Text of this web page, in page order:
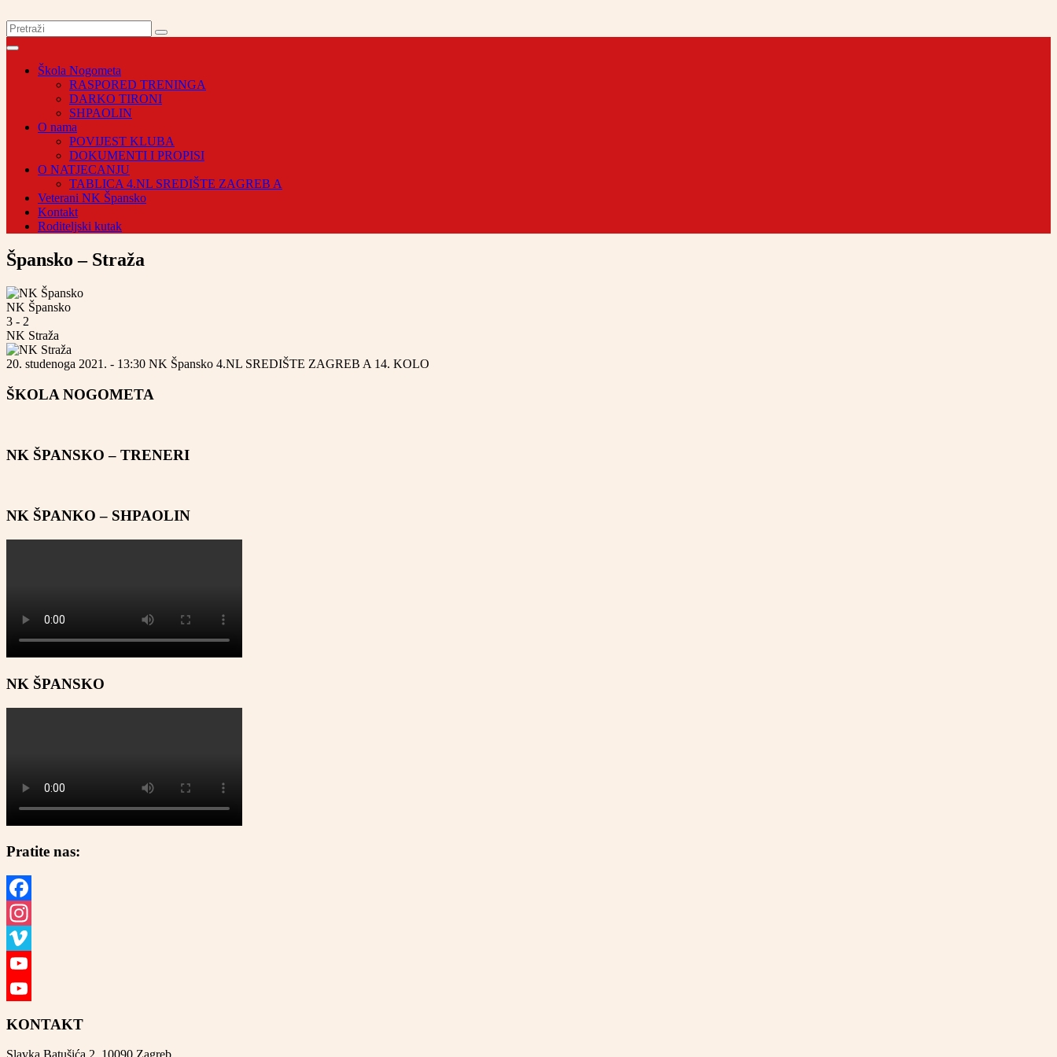
Škola Nogometa
RASPORED TRENINGA
DARKO TIRONI
SHPAOLIN
O nama
POVIJEST KLUBA
DOKUMENTI I PROPISI
O NATJECANJU
TABLICA 4.NL SREDIŠTE ZAGREB A
Veterani NK Špansko
Kontakt
Roditeljski kutak
Špansko – Straža
NK Špansko
3 - 2
NK Straža
20. studenoga 2021. - 13:30 NK Špansko 4.NL SREDIŠTE ZAGREB A 14. KOLO
ŠKOLA NOGOMETA
NK ŠPANSKO – TRENERI
NK ŠPANKO – SHPAOLIN
NK ŠPANSKO
Pratite nas:
Facebook
Instagram
Vimeo
YouTube
KONTAKT